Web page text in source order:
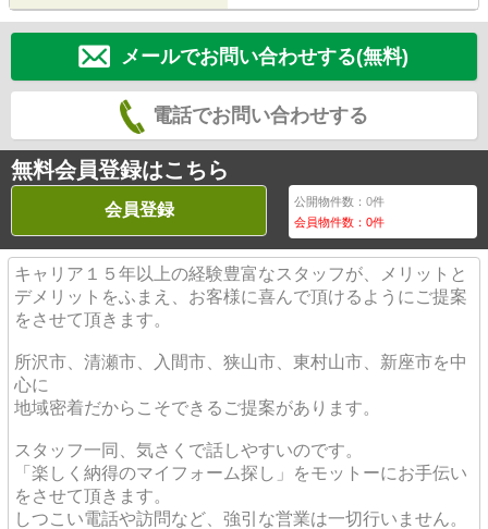
メールでお問い合わせする(無料)
電話でお問い合わせする
無料会員登録はこちら
会員登録 公開物件数：0件
会員物件数：0件
キャリア１５年以上の経験豊富なスタッフが、メリットと
デメリットをふまえ、お客様に喜んで頂けるようにご提案
をさせて頂きます。
所沢市、清瀬市、入間市、狭山市、東村山市、新座市を中
心に
地域密着だからこそできるご提案があります。
スタッフ一同、気さくで話しやすいのです。
「楽しく納得のマイフォーム探し」をモットーにお手伝い
をさせて頂きます。
しつこい電話や訪問など、強引な営業は一切行いません。